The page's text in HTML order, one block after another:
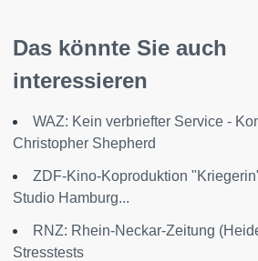
Das könnte Sie auch
interessieren
WAZ: Kein verbriefter Service -
Christopher Shepherd
ZDF-Kino-Koproduktion
Studio Hamburg...
RNZ: Rhein-Neckar-Zeitung
Stresstests